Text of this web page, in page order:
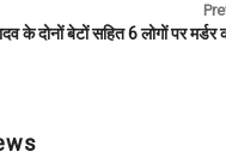
के दोनों बेटों सहित 6 लोगों पर